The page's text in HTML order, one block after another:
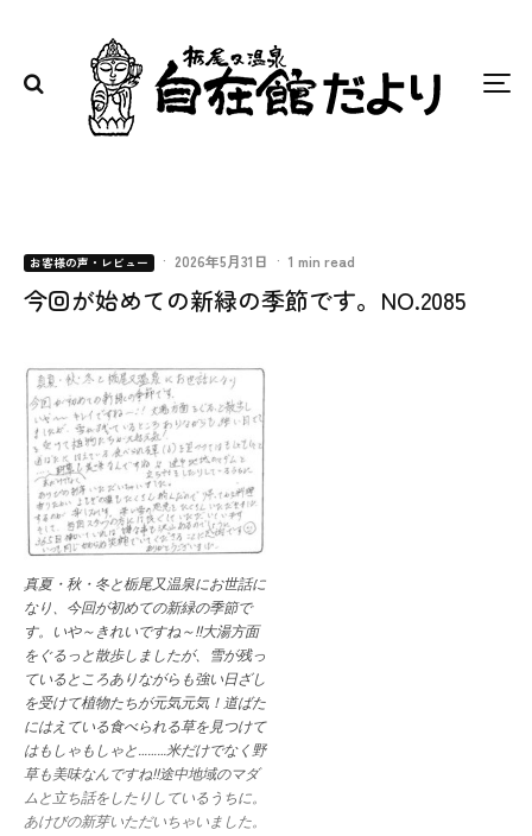
お客様の声・レビュー · 2026年5月31日 · 1 min read
今回が始めての新緑の季節です。NO.2085
真夏・秋・冬と栃尾又温泉にお世話に
なり、今回が初めての新緑の季節で
す。いや～きれいですね～!!大湯方面
をぐるっと散歩しましたが、雪が残っ
ているところありながらも強い日ざし
を受けて植物たちが元気元気！道ばた
にはえている食べられる草を見つけて
はもしゃもしゃと………米だけでなく野
草も美味なんですね!!途中地域のマダ
ムと立ち話をしたりしているうちに。
あけびの新芽いただいちゃいました。